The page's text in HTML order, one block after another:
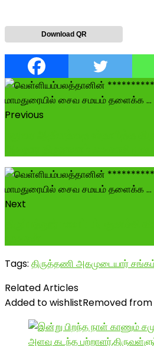
Download QR
Previous
Next
Tags: திருத்தணி அகமுடையார்
Related Articles
Added to wishlistRemoved from